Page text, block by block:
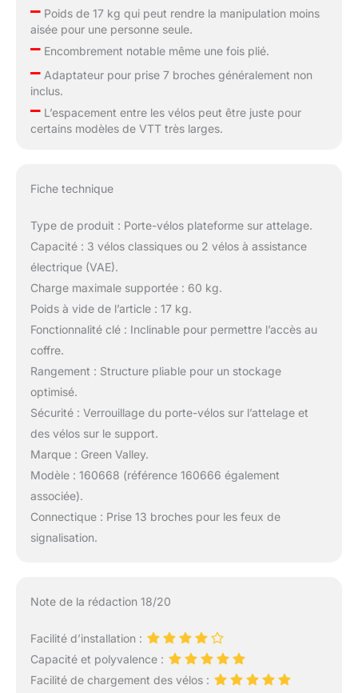
–Poids de 17 kg qui peut rendre la manipulation moins
aisée pour une personne seule.
–Encombrement notable même une fois plié.
–Adaptateur pour prise 7 broches généralement non
inclus.
–L’espacement entre les vélos peut être juste pour
certains modèles de VTT très larges.
Fiche technique
Type de produit : Porte-vélos plateforme sur attelage.
Capacité : 3 vélos classiques ou 2 vélos à assistance
électrique (VAE).
Charge maximale supportée : 60 kg.
Poids à vide de l’article : 17 kg.
Fonctionnalité clé : Inclinable pour permettre l’accès au
coffre.
Rangement : Structure pliable pour un stockage
optimisé.
Sécurité : Verrouillage du porte-vélos sur l’attelage et
des vélos sur le support.
Marque : Green Valley.
Modèle : 160668 (référence 160666 également
associée).
Connectique : Prise 13 broches pour les feux de
signalisation.
Note de la rédaction 18/20
Facilité d’installation :
Capacité et polyvalence :
Facilité de chargement des vélos :